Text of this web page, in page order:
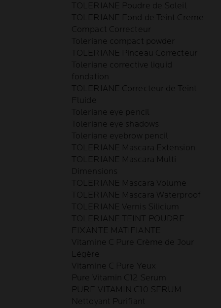
TOLERIANE Poudre de Soleil
TOLERIANE Fond de Teint Creme
Compact Correcteur
Toleriane compact powder
TOLERIANE Pinceau Correcteur
Toleriane corrective liquid
fondation
TOLERIANE Correcteur de Teint
Fluide
Toleriane eye pencil
Toleriane eye shadows
Toleriane eyebrow pencil
TOLERIANE Mascara Extension
TOLERIANE Mascara Multi
Dimensions
TOLERIANE Mascara Volume
TOLERIANE Mascara Waterproof
TOLERIANE Vernis Silicium
TOLERIANE TEINT POUDRE
FIXANTE MATIFIANTE
Vitamine C Pure Crème de Jour
Légère
Vitamine C Pure Yeux
Pure Vitamin C12 Serum
PURE VITAMIN C10 SERUM
Nettoyant Purifiant